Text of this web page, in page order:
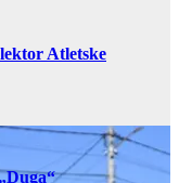
Atletske